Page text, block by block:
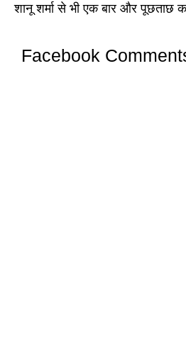
शानू शर्मा से भी एक बार और पूछताछ
Facebook